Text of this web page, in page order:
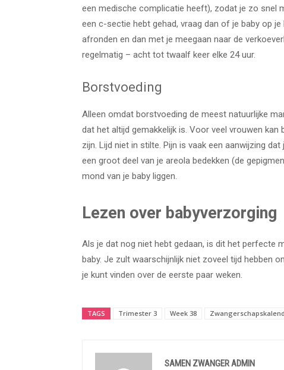
een medische complicatie heeft), zodat je zo snel
een c-sectie hebt gehad, vraag dan of je baby op
afronden en dan met je meegaan naar de
regelmatig – acht tot twaalf keer elke 24 uur.
Borstvoeding
Alleen omdat borstvoeding de meest natuurlijke
dat het altijd gemakkelijk is. Voor veel vrouwen
zijn. Lijd niet in stilte. Pijn is vaak een aanwijzing
een groot deel van je areola bedekken (de
mond van je baby liggen.
Lezen over babyverzorging
Als je dat nog niet hebt gedaan, is dit het perfecte
baby. Je zult waarschijnlijk niet zoveel tijd hebben
je kunt vinden over de eerste paar weken.
TAGS Trimester 3 Week 38
SAMEN ZWANGER ADMIN